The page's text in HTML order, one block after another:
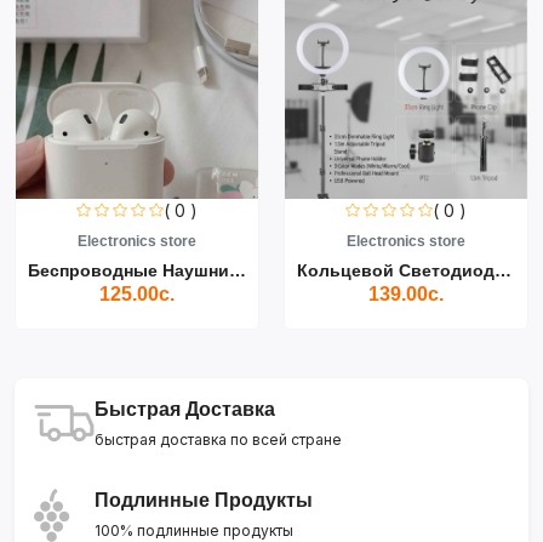
( 0 )
Electronics store
Беспроводные Наушники Air...
125.00с.
( 0 )
Electronics store
Кольцевой Светодиодный Св...
139.00с.
Быстрая Доставка
быстрая доставка по всей стране
Подлинные Продукты
100% подлинные продукты